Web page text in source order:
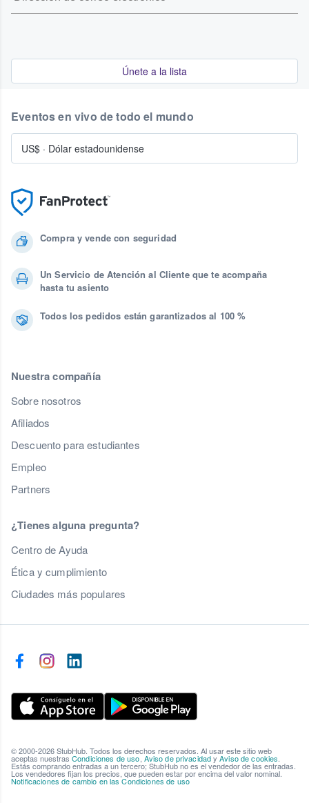
Únete a la lista
Compra y vende con seguridad
Un Servicio de Atención al Cliente que te acompaña
hasta tu asiento
Todos los pedidos están garantizados al 100 %
Nuestra compañía
Sobre nosotros
Afiliados
Descuento para estudiantes
Empleo
Partners
¿Tienes alguna pregunta?
Centro de Ayuda
Ética y cumplimiento
Ciudades más populares
Eventos en vivo de todo el mundo
US$ · Dólar estadounidense
© 2000-2026 StubHub. Todos los derechos reservados. Al usar este sitio web
aceptas nuestrasCondiciones de uso,Aviso de privacidadyAviso de cookies
Estás comprando entradas a un tercero; StubHub no es el vendedor de las entradas.
Los vendedores fijan los precios, que pueden estar por encima del valor nominal.
Notificaciones de cambio en las Condiciones de uso